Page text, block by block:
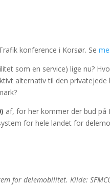
konference i Korsør. Se
som en service) lige nu?
alternativ til den privatejede
af, for her kommer der bud på
for hele landet for
for delemobilitet. Kilde: